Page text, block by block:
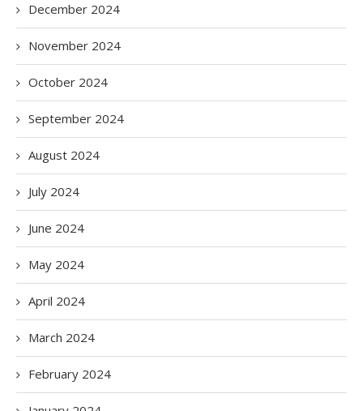
December 2024
November 2024
October 2024
September 2024
August 2024
July 2024
June 2024
May 2024
April 2024
March 2024
February 2024